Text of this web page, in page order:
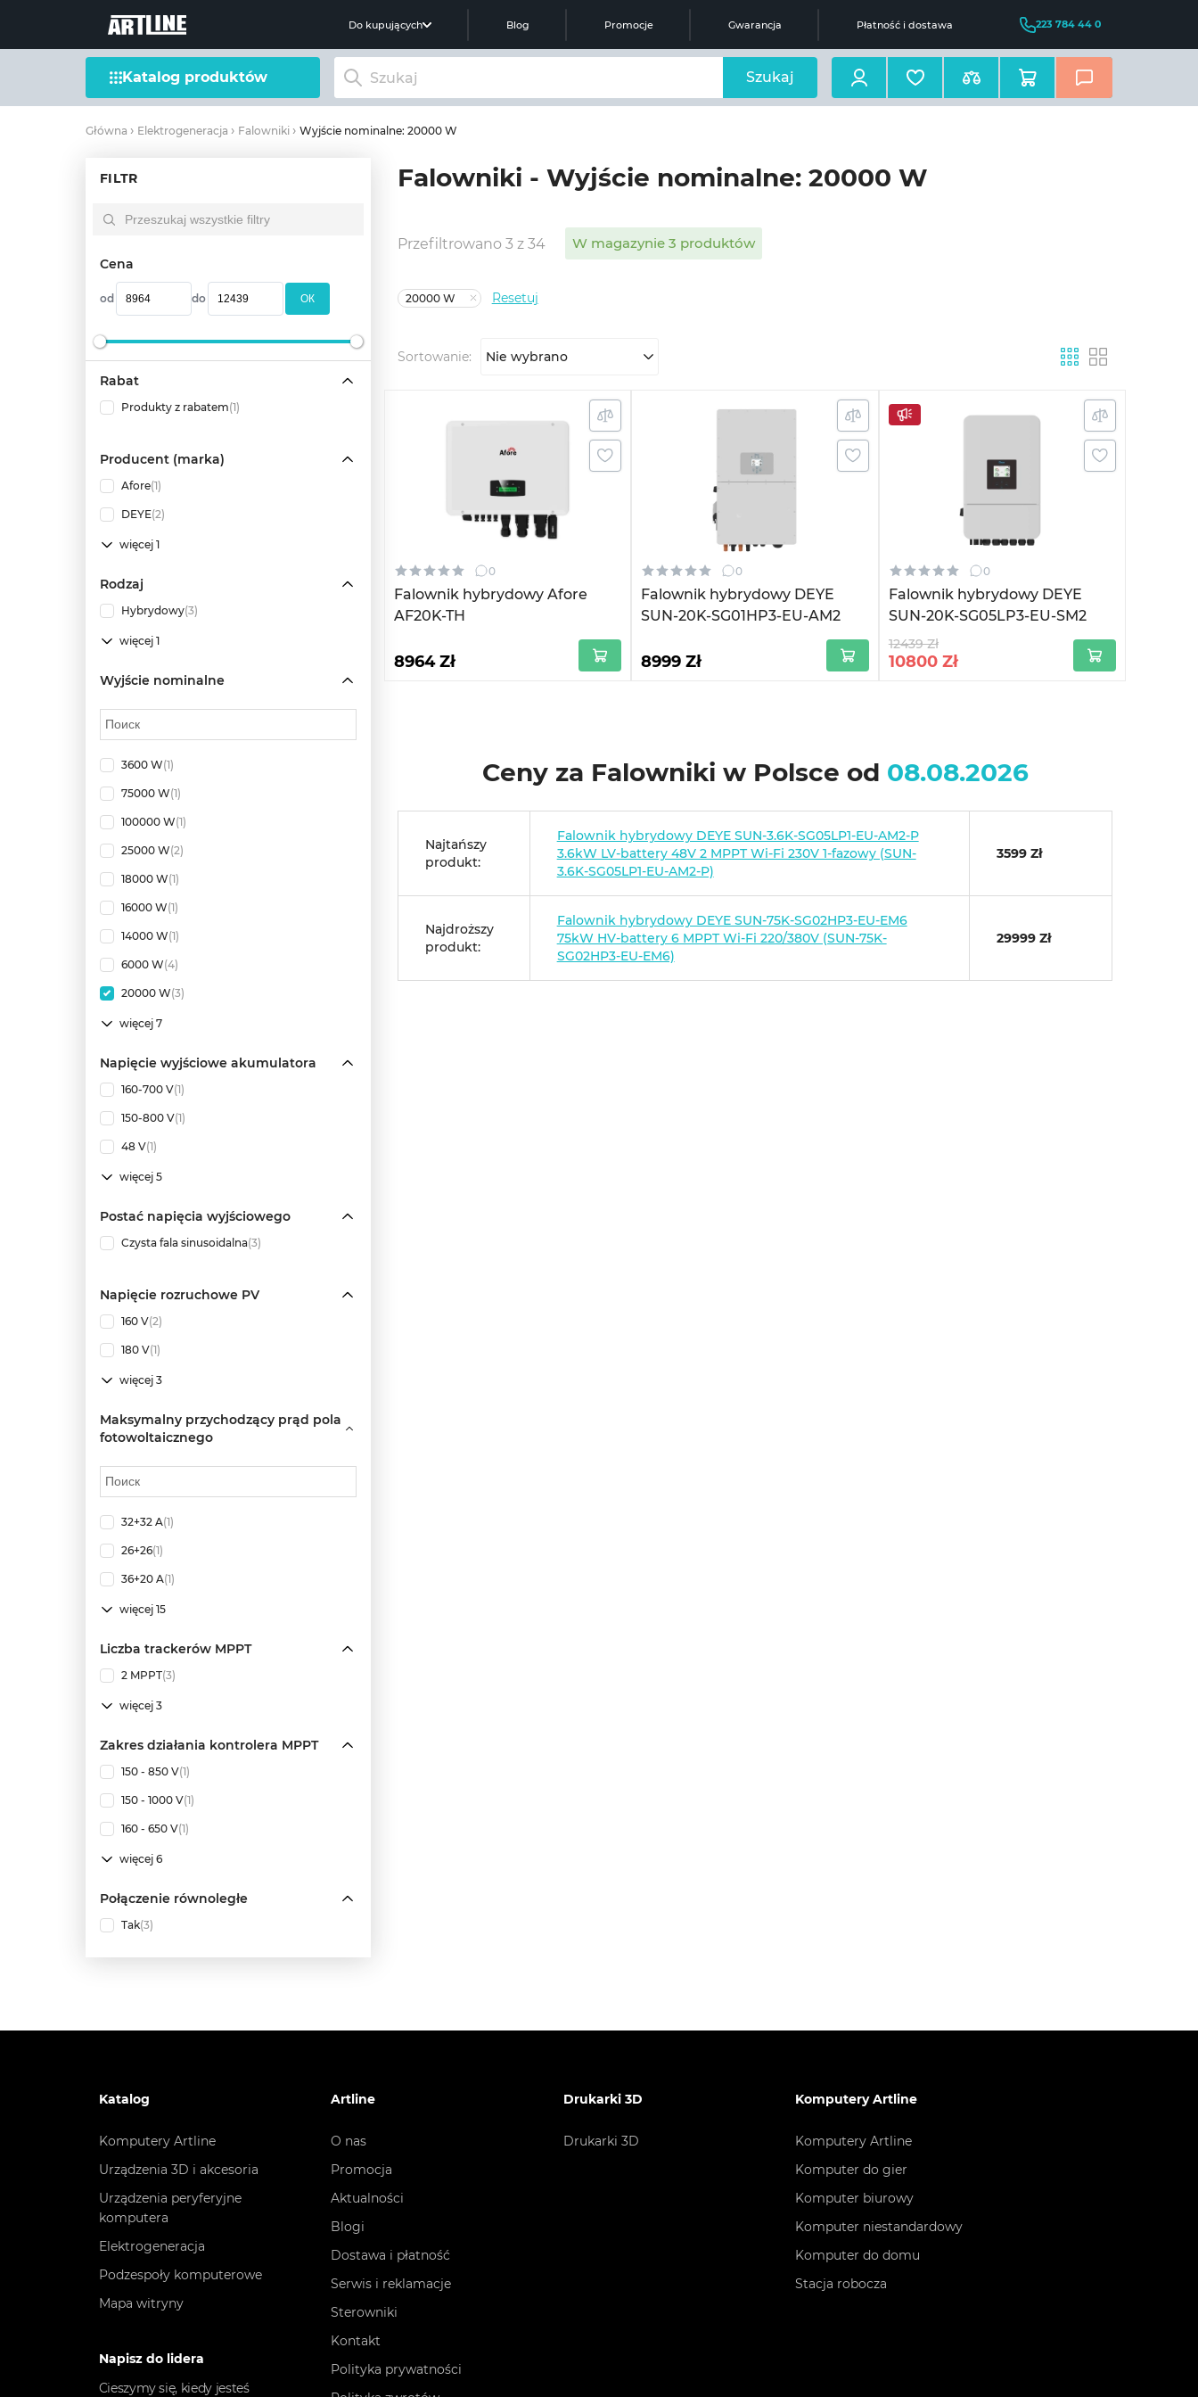
Do kupujących Blog Promocje Gwarancja Płatność i dostawa 223 784 44 0
Katalog produktów Szukaj
Główna Elektrogeneracja Falowniki Wyjście nominalne: 20000 W
FILTR
Cena
od do OК
Rabat
Produkty z rabatem(1)
Producent (marka)
Afore(1)
DEYE(2)
więcej 1
Rodzaj
Hybrydowy(3)
więcej 1
Wyjście nominalne
3600 W(1)
75000 W(1)
100000 W(1)
25000 W(2)
18000 W(1)
16000 W(1)
14000 W(1)
6000 W(4)
20000 W(3)
więcej 7
Napięcie wyjściowe akumulatora
160-700 V(1)
150-800 V(1)
48 V(1)
więcej 5
Postać napięcia wyjściowego
Czysta fala sinusoidalna(3)
Napięcie rozruchowe PV
160 V(2)
180 V(1)
więcej 3
Maksymalny przychodzący prąd pola
fotowoltaicznego
32+32 A(1)
26+26(1)
36+20 A(1)
więcej 15
Liczba trackerów MPPT
2 MPPT(3)
więcej 3
Zakres działania kontrolera MPPT
150 - 850 V(1)
150 - 1000 V(1)
160 - 650 V(1)
więcej 6
Połączenie równoległe
Tak(3)
Falowniki - Wyjście nominalne: 20000 W
Przefiltrowano 3 z 34 W magazynie 3 produktów
20000 W Resetuj
Sortowanie: Nie wybrano
0
Falownik hybrydowy Afore
AF20K-TH
8964 Zł
0
Falownik hybrydowy DEYE
SUN-20K-SG01HP3-EU-AM2
8999 Zł
0
Falownik hybrydowy DEYE
SUN-20K-SG05LP3-EU-SM2
12439 Zł
10800 Zł
Ceny za Falowniki w Polsce od 08.08.2026
Najtańszy
produkt:
Falownik hybrydowy DEYE SUN-3.6K-SG05LP1-EU-AM2-P
3.6kW LV-battery 48V 2 MPPT Wi-Fi 230V 1-fazowy (SUN-
3.6K-SG05LP1-EU-AM2-P)
3599 Zł
Najdroższy
produkt:
Falownik hybrydowy DEYE SUN-75K-SG02HP3-EU-EM6
75kW HV-battery 6 MPPT Wi-Fi 220/380V (SUN-75K-
SG02HP3-EU-EM6)
29999 Zł
Katalog
Komputery Artline
Urządzenia 3D i akcesoria
Urządzenia peryferyjne
komputera
Elektrogeneracja
Podzespoły komputerowe
Mapa witryny
Napisz do lidera
Cieszymy się, kiedy jesteś
Artline
O nas
Promocja
Aktualności
Blogi
Dostawa i płatność
Serwis i reklamacje
Sterowniki
Kontakt
Polityka prywatności
Drukarki 3D
Drukarki 3D
Komputery Artline
Komputery Artline
Komputer do gier
Komputer biurowy
Komputer niestandardowy
Komputer do domu
Stacja robocza